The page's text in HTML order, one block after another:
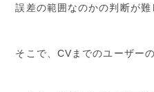
誤差の範囲なのかの判断が難
そこで、CVまでのユーザー